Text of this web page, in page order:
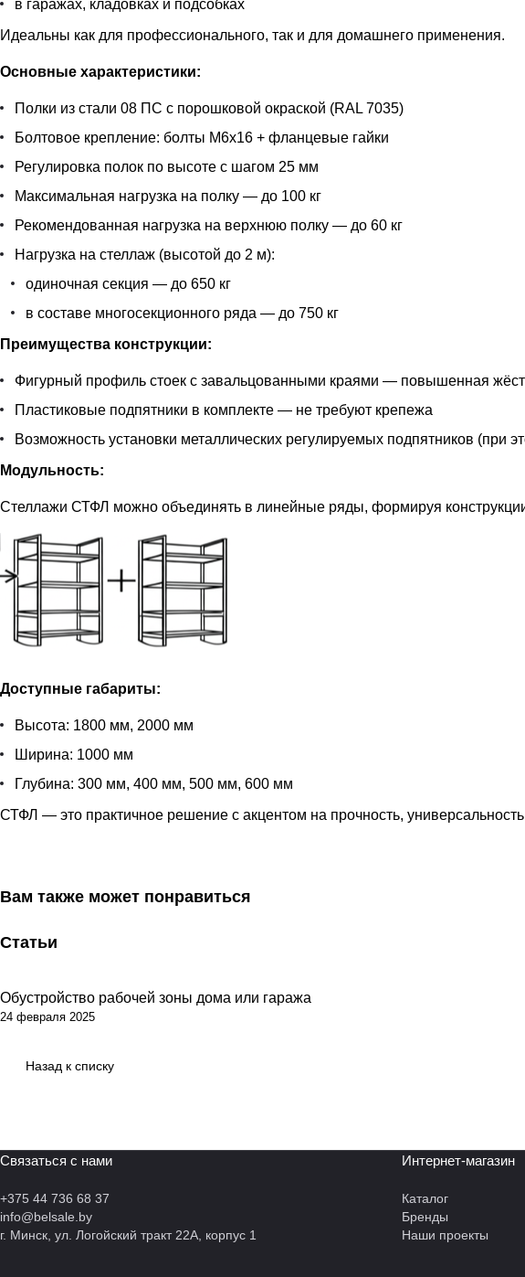
в гаражах, кладовках и подсобках
Идеальны как для профессионального, так и для домашнего применения.
Основные характеристики:
Полки из стали 08 ПС с порошковой окраской (RAL 7035)
Болтовое крепление: болты М6х16 + фланцевые гайки
Регулировка полок по высоте с шагом 25 мм
Максимальная нагрузка на полку — до 100 кг
Рекомендованная нагрузка на верхнюю полку — до 60 кг
Нагрузка на стеллаж (высотой до 2 м):
одиночная секция — до 650 кг
в составе многосекционного ряда — до 750 кг
Преимущества конструкции:
Фигурный профиль стоек с завальцованными краями — повышенная
Пластиковые подпятники в комплекте — не требуют крепежа
Возможность установки металлических регулируемых подпятников (при
Модульность:
Стеллажи СТФЛ можно объединять в линейные ряды, формируя
Доступные габариты:
Высота: 1800 мм, 2000 мм
Ширина: 1000 мм
Глубина: 300 мм, 400 мм, 500 мм, 600 мм
СТФЛ — это практичное решение с акцентом на прочность, универсальность
Вам также может понравиться
Статьи
Советы покупателям
Обустройство рабочей зоны дома или гаража
24 февраля 2025
Назад к списку
Связаться с нами
+375 44 736 68 37
info@belsale.by
г. Минск, ул. Логойский тракт 22А, корпус 1
Интернет-магазин
Каталог
Бренды
Наши проекты